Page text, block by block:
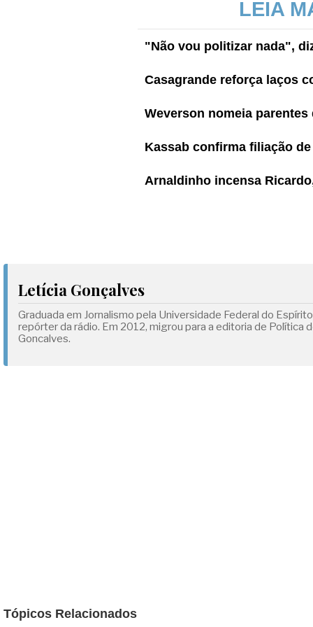
LEIA
"Não vou politizar nada",
Casagrande reforça laços
Weverson nomeia
Kassab confirma filiação
Arnaldinho incensa
Letícia Gonçalves
Graduada em Jornalismo pela Universidade Federal do
repórter da rádio. Em 2012, migrou para a editoria de
Goncalves.
Tópicos Relacionados